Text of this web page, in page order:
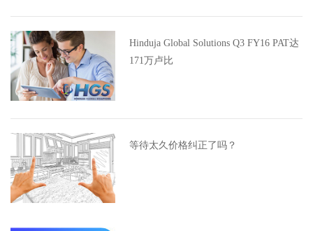
Hinduja Global Solutions Q3 FY16 PAT达
171万卢比
等待太久价格纠正了吗？